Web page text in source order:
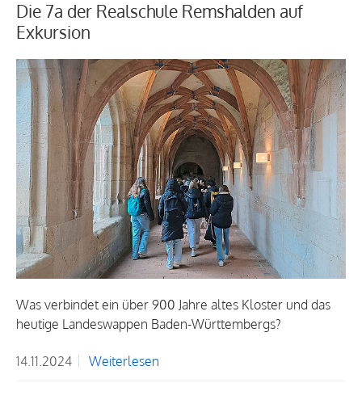
Die 7a der Realschule Remshalden auf
Exkursion
Was verbindet ein über 900 Jahre altes Kloster und das
heutige Landeswappen Baden-Württembergs?
14.11.2024 Weiterlesen